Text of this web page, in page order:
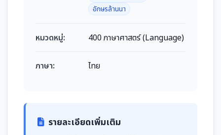
อักษรล้านนา
หมวดหมู่: 400 ภาษาศาสตร์ (Language)
ภาษา: ไทย
รายละเอียดเพิ่มเติม